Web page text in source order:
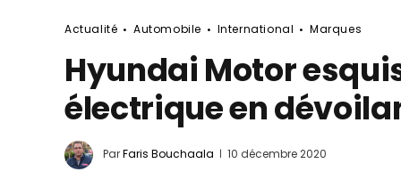
Actualité Automobile International Marques
Hyundai Motor
électrique en
ParFaris Bouchaala 10 décembre 2020